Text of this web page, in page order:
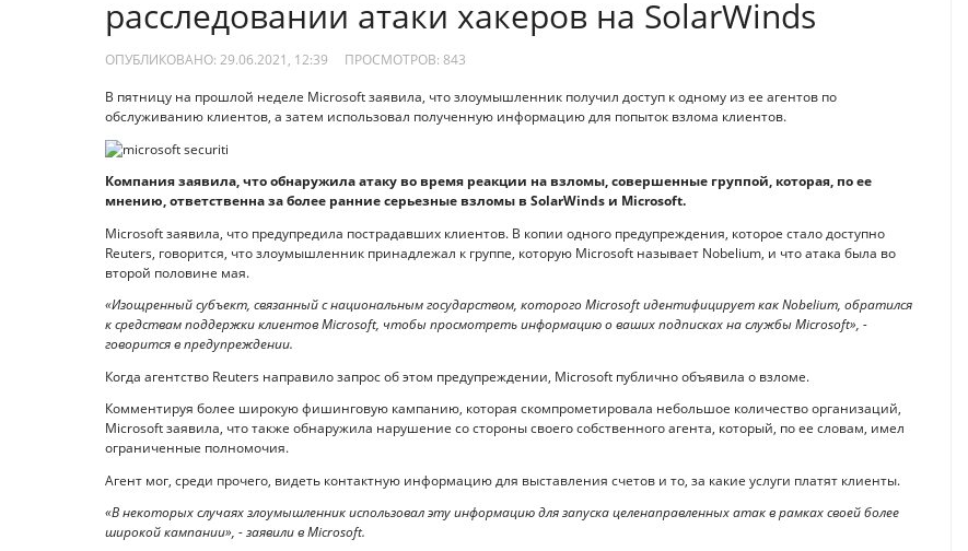
расследовании атаки хакеров на SolarWinds
ОПУБЛИКОВАНО: 29.06.2021, 12:39 ПРОСМОТРОВ: 843
В пятницу на прошлой неделе Microsoft заявила, что злоумышленник получил доступ к одному из ее агентов по
обслуживанию клиентов, а затем использовал полученную информацию для попыток взлома клиентов.
Компания заявила, что обнаружила атаку во время реакции на взломы, совершенные группой, которая, по ее
мнению, ответственна за более ранние серьезные взломы в SolarWinds и Microsoft.
Microsoft заявила, что предупредила пострадавших клиентов. В копии одного предупреждения, которое стало доступно
Reuters, говорится, что злоумышленник принадлежал к группе, которую Microsoft называет Nobelium, и что атака была во
второй половине мая.
«Изощренный субъект, связанный с национальным государством, которого Microsoft идентифицирует как Nobelium, обратился
к средствам поддержки клиентов Microsoft, чтобы просмотреть информацию о ваших подписках на службы Microsoft», -
говорится в предупреждении.
Когда агентство Reuters направило запрос об этом предупреждении, Microsoft публично объявила о взломе.
Комментируя более широкую фишинговую кампанию, которая скомпрометировала небольшое количество организаций,
Microsoft заявила, что также обнаружила нарушение со стороны своего собственного агента, который, по ее словам, имел
ограниченные полномочия.
Агент мог, среди прочего, видеть контактную информацию для выставления счетов и то, за какие услуги платят клиенты.
«В некоторых случаях злоумышленник использовал эту информацию для запуска целенаправленных атак в рамках своей более
широкой кампании», - заявили в Microsoft.